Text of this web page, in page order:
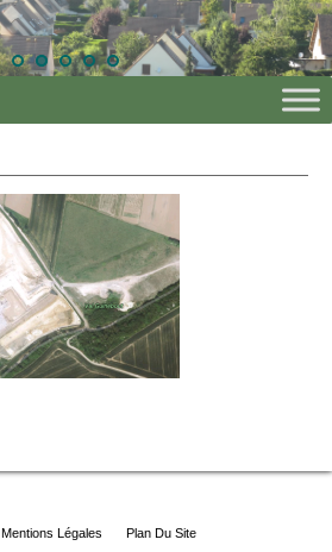
Mentions Légales Plan Du Site